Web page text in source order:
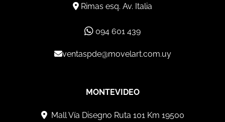
Rimas esq. Av. Italia
094 601 439
ventaspde@movelart.com.uy
MONTEVIDEO
Mall Vía Disegno Ruta 101 Km 19500